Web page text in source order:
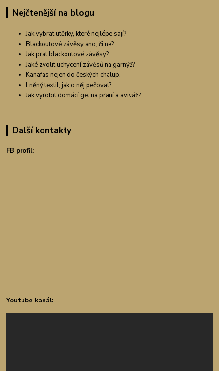
Nejčtenější na blogu
Jak vybrat utěrky, které nejlépe sají?
Blackoutové závěsy ano, či ne?
Jak prát blackoutové závěsy?
Jaké zvolit uchycení závěsů na garnýž?
Kanafas nejen do českých chalup.
Lněný textil, jak o něj pečovat?
Jak vyrobit domácí gel na praní a aviváž?
Další kontakty
FB profil:
Youtube kanál: